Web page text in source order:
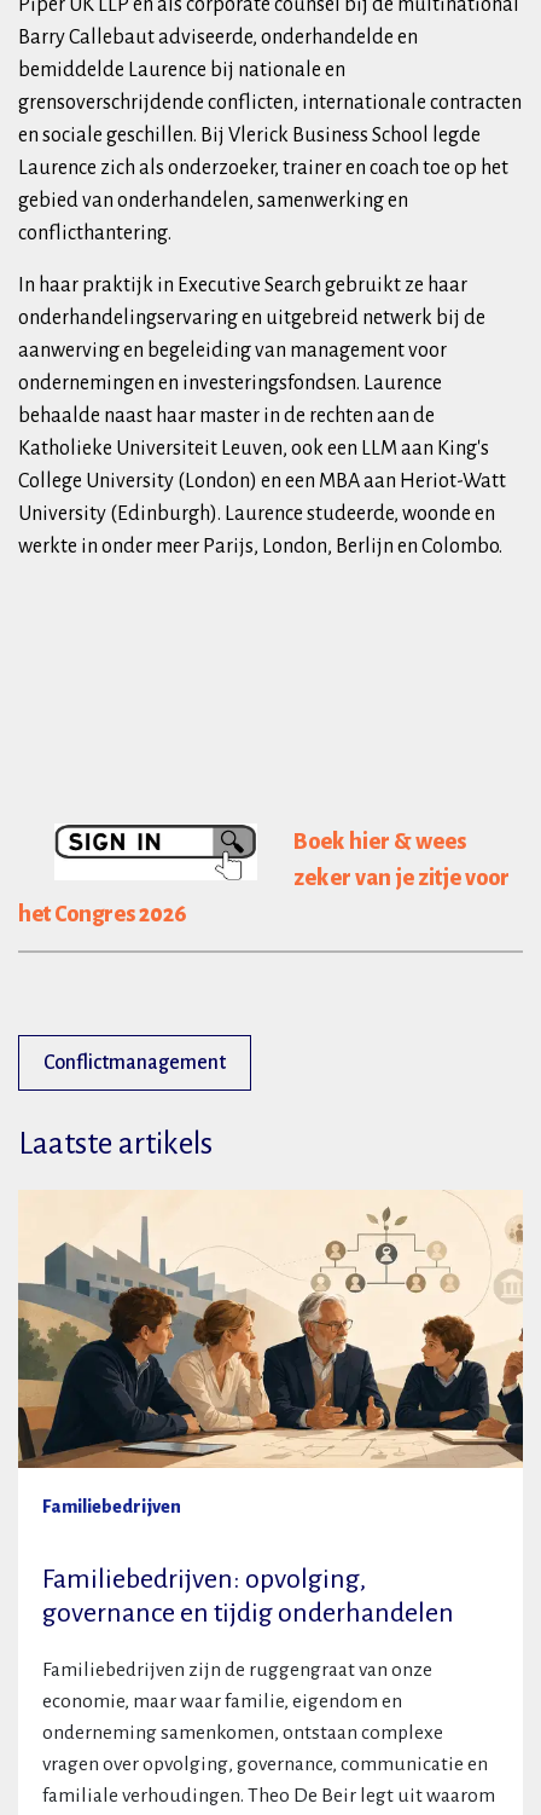
Barry Callebaut adviseerde, onderhandelde en
bemiddelde Laurence bij nationale en
grensoverschrijdende conflicten, internationale contracten
en sociale geschillen. Bij Vlerick Business School legde
Laurence zich als onderzoeker, trainer en coach toe op het
gebied van onderhandelen, samenwerking en
conflicthantering.
In haar praktijk in Executive Search gebruikt ze haar
onderhandelingservaring en uitgebreid netwerk bij de
aanwerving en begeleiding van management voor
ondernemingen en investeringsfondsen. Laurence
behaalde naast haar master in de rechten aan de
Katholieke Universiteit Leuven, ook een LLM aan King's
College University (London) en een MBA aan Heriot-Watt
University (Edinburgh). Laurence studeerde, woonde en
werkte in onder meer Parijs, London, Berlijn en Colombo.
Boek hier & wees
zeker van je zitje voor
het Congres 2026
Conflictmanagement
Laatste artikels
Familiebedrijven
Familiebedrijven: opvolging,
governance en tijdig onderhandelen
Familiebedrijven zijn de ruggengraat van onze
economie, maar waar familie, eigendom en
onderneming samenkomen, ontstaan complexe
vragen over opvolging, governance, communicatie en
familiale verhoudingen. Theo De Beir legt uit waarom